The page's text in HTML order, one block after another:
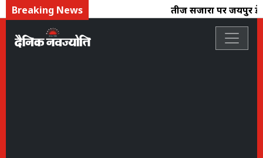
Breaking News तीज सिंजारा पर जयपुर